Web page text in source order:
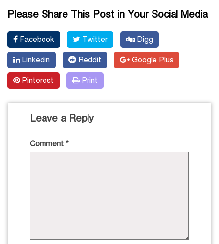
Please Share This Post in Your Social Media
Facebook Twitter Digg
Linkedin Reddit Google Plus
Pinterest Print
Leave a Reply
Comment *